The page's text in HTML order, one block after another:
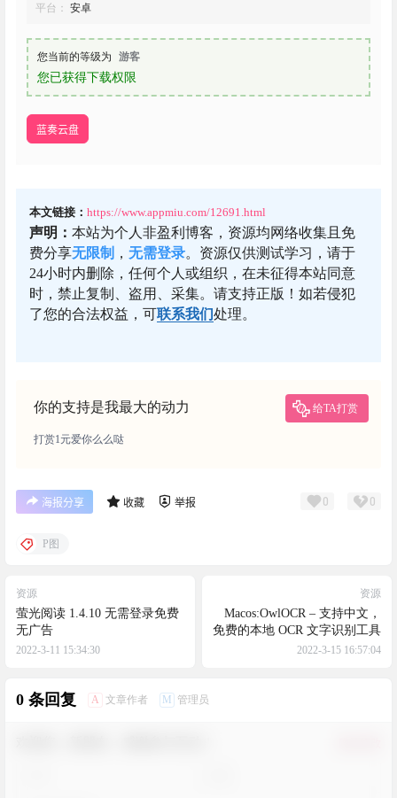
平台： 安卓
您当前的等级为 游客
您已获得下载权限
蓝奏云盘
本文链接： https://www.appmiu.com/12691.html
声明： 本站为个人非盈利博客，资源均网络收集且免
费分享无限制 ， 无需登录。资源仅供测试学习，请于
24小时内删除，任何个人或组织，在未征得本站同意
时，禁止复制、盗用、采集。请支持正版！如若侵犯
了您的合法权益，可联系我们处理。
你的支持是我最大的动力 给TA打赏
打赏1元爱你么么哒
海报分享 收藏 举报 0 0
P图
资源
萤光阅读 1.4.10 无需登录免费
无广告
2022-3-11 15:34:30
资源
Macos:OwlOCR – 支持中文，
免费的本地 OCR 文字识别工具
2022-3-15 16:57:04
0 条回复 A 文章作者 M 管理员